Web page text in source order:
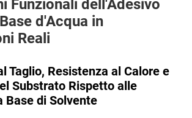
Funzionali dell'Adesivo
d'Acqua in
Reali
Taglio, Resistenza al Calore e
Substrato Rispetto alle
Base di Solvente